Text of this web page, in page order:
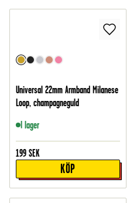
Universal 22mm Armband Milanese
Loop, champagneguld
I lager
199 SEK
KÖP